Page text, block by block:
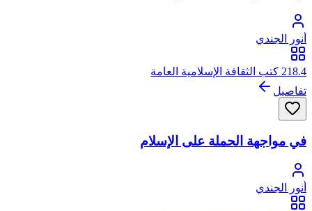
أنور الجندي
218.4 كتب الثقافة الإسلامية العامة
تفاصيل
في مواجهة الحملة على الإسلام
أنور الجندي